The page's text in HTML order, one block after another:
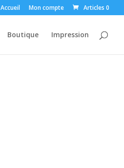
Accueil Mon compte Articles 0
Boutique Impression